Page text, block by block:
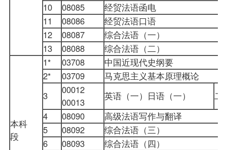
10 08085
经贸法语函电
11 08086
经贸法语口语
12 08087
综合法语（一）
13 08088 综合法语（二）
本科
段
1* 03708
中国近现代史纲要
2*
03709
马克思主义基本原理概论
3
00012
00013
英语（一） 日语（一）
4
08090
高级法语写作与翻译
5
08092
综合法语（三）
6
08093
综合法语（四）